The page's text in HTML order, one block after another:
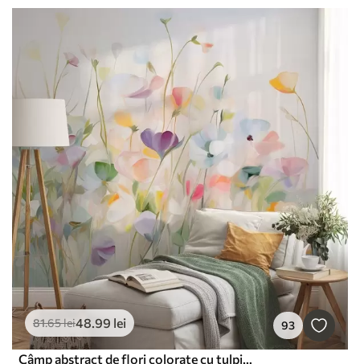
81.65lei48.99 lei 93
Câmp abstract de flori colorate cu tulpini lungi și frunze verzi, texturate, în culori pastelate, deschise